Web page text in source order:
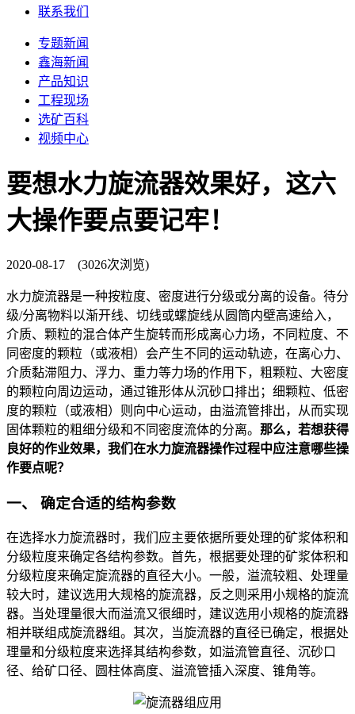
联系我们
专题新闻
鑫海新闻
产品知识
工程现场
选矿百科
视频中心
要想水力旋流器效果好，这六
大操作要点要记牢！
2020-08-17 (3026次浏览)
水力旋流器是一种按粒度、密度进行分级或分离的设备。待分
级/分离物料以渐开线、切线或螺旋线从圆筒内壁高速给入，
介质、颗粒的混合体产生旋转而形成离心力场，不同粒度、不
同密度的颗粒（或液相）会产生不同的运动轨迹，在离心力、
介质黏滞阻力、浮力、重力等力场的作用下，粗颗粒、大密度
的颗粒向周边运动，通过锥形体从沉砂口排出；细颗粒、低密
度的颗粒（或液相）则向中心运动，由溢流管排出，从而实现
固体颗粒的粗细分级和不同密度流体的分离。 那么，若想获得
良好的作业效果，我们在水力旋流器操作过程中应注意哪些操
作要点呢？
一、 确定合适的结构参数
在选择水力旋流器时，我们应主要依据所要处理的矿浆体积和
分级粒度来确定各结构参数。首先，根据要处理的矿浆体积和
分级粒度来确定旋流器的直径大小。一般，溢流较粗、处理量
较大时，建议选用大规格的旋流器，反之则采用小规格的旋流
器。当处理量很大而溢流又很细时，建议选用小规格的旋流器
相并联组成旋流器组。其次，当旋流器的直径已确定，根据处
理量和分级粒度来选择其结构参数，如溢流管直径、沉砂口
径、给矿口径、圆柱体高度、溢流管插入深度、锥角等。